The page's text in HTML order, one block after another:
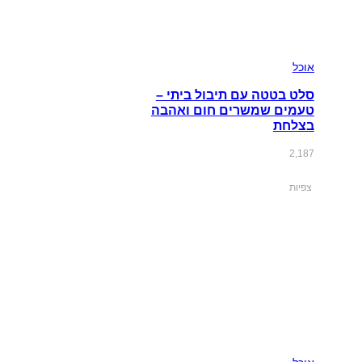
אוכל
סלט בטטה עם תיבול ביתי –
טעמים שמשרים חום ואהבה
בצלחת
2,187
צפיות